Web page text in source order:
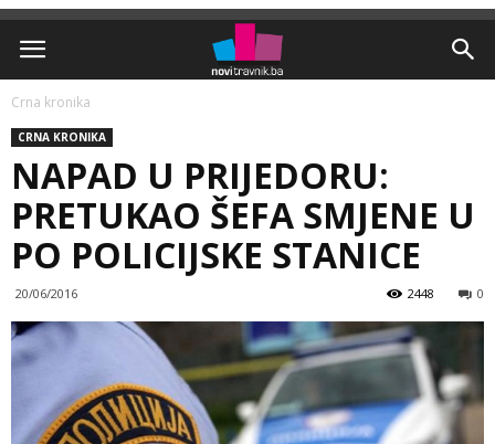
Crna kronika
CRNA KRONIKA
NAPAD U PRIJEDORU:
PRETUKAO ŠEFA SMJENE U
PO POLICIJSKE STANICE
20/06/2016 0
2448